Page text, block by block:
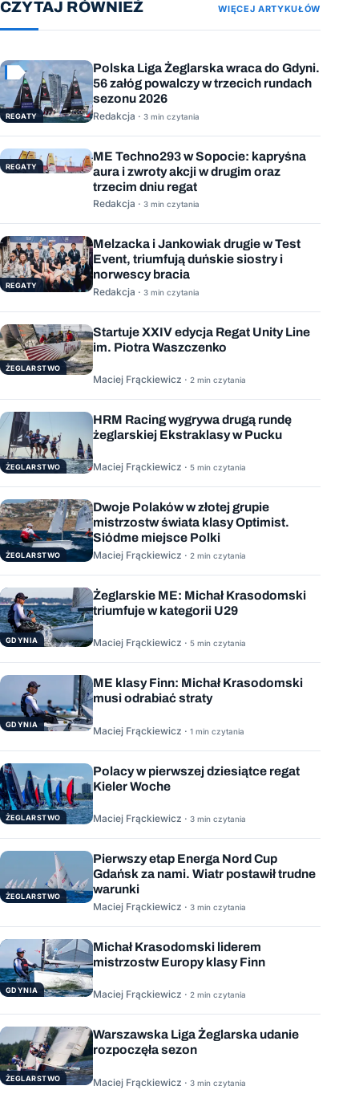
CZYTAJ RÓWNIEŻ WIĘCEJ ARTYKUŁÓW
REGATY
Polska Liga Żeglarska wraca do Gdyni.
56 załóg powalczy w trzecich rundach
sezonu 2026
Redakcja · 3 min czytania
REGATY
ME Techno293 w Sopocie: kapryśna
aura i zwroty akcji w drugim oraz
trzecim dniu regat
Redakcja · 3 min czytania
REGATY
Melzacka i Jankowiak drugie w Test
Event, triumfują duńskie siostry i
norwescy bracia
Redakcja · 3 min czytania
ŻEGLARSTWO
Startuje XXIV edycja Regat Unity Line
im. Piotra Waszczenko
Maciej Frąckiewicz · 2 min czytania
ŻEGLARSTWO
HRM Racing wygrywa drugą rundę
żeglarskiej Ekstraklasy w Pucku
Maciej Frąckiewicz · 5 min czytania
ŻEGLARSTWO
Dwoje Polaków w złotej grupie
mistrzostw świata klasy Optimist.
Siódme miejsce Polki
Maciej Frąckiewicz · 2 min czytania
GDYNIA
Żeglarskie ME: Michał Krasodomski
triumfuje w kategorii U29
Maciej Frąckiewicz · 5 min czytania
GDYNIA
ME klasy Finn: Michał Krasodomski
musi odrabiać straty
Maciej Frąckiewicz · 1 min czytania
ŻEGLARSTWO
Polacy w pierwszej dziesiątce regat
Kieler Woche
Maciej Frąckiewicz · 3 min czytania
ŻEGLARSTWO
Pierwszy etap Energa Nord Cup
Gdańsk za nami. Wiatr postawił trudne
warunki
Maciej Frąckiewicz · 3 min czytania
GDYNIA
Michał Krasodomski liderem
mistrzostw Europy klasy Finn
Maciej Frąckiewicz · 2 min czytania
ŻEGLARSTWO
Warszawska Liga Żeglarska udanie
rozpoczęła sezon
Maciej Frąckiewicz · 3 min czytania